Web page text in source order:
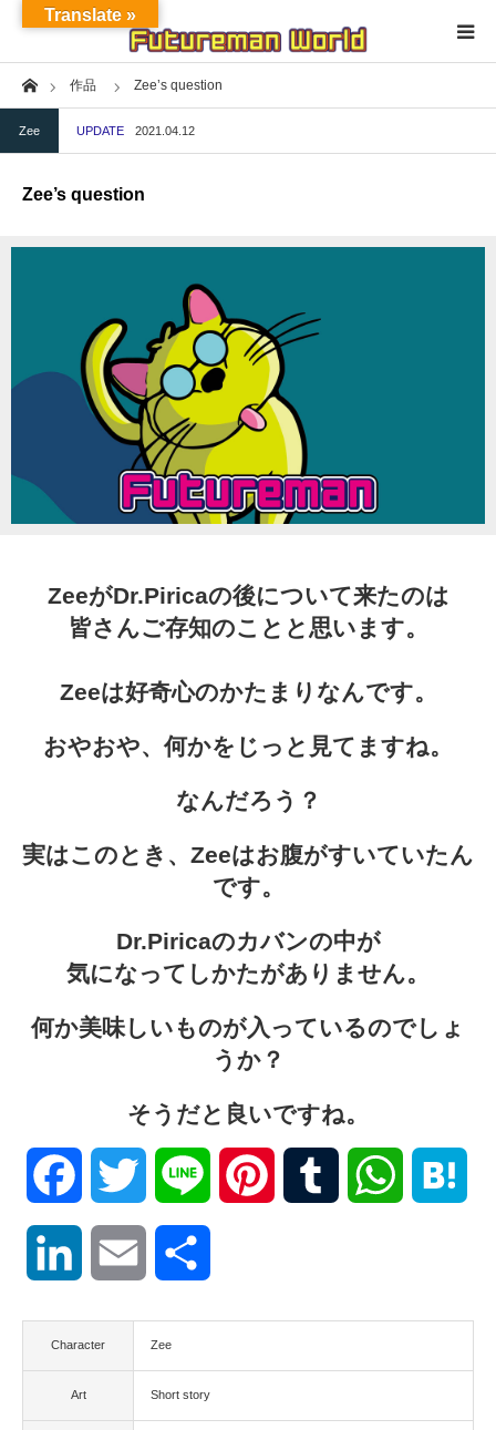
Home作品 Zee’s question
Zee UPDATE 2021.04.12
Zee’s question
ZeeがDr.Piricaの後について来たのは
皆さんご存知のことと思います。
Zeeは好奇心のかたまりなんです。
おやおや、何かをじっと見てますね。
なんだろう？
実はこのとき、Zeeはお腹がすいていたん
です。
Dr.Piricaのカバンの中が
気になってしかたがありません。
何か美味しいものが入っているのでしょ
うか？
そうだと良いですね。
Facebook Twitter Line Pinterest Tumblr WhatsApp
LinkedIn Email
Character Zee
Art Short story
Home
About
Exhibition
Project
Fashion
Instagram
Translate »